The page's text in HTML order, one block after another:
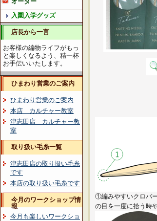
入園入学グッズ
店長から一言
お客様の編物ライフがもっ
と楽しくなるよう、精一杯
お手伝いいたします。
ひまわり営業のご案内
ひまわり営業のご案内
本店 カルチャー教室
津志田店 カルチャー教
室
取り扱い毛糸一覧
津志田店の取り扱い毛糸
です
本店の取り扱い毛糸です
今月のワークショップ情
報
今月も楽しいワークショ
①編みやすいクロバ
の目を一度に拾う時